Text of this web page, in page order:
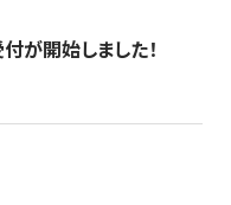
が開始しました！